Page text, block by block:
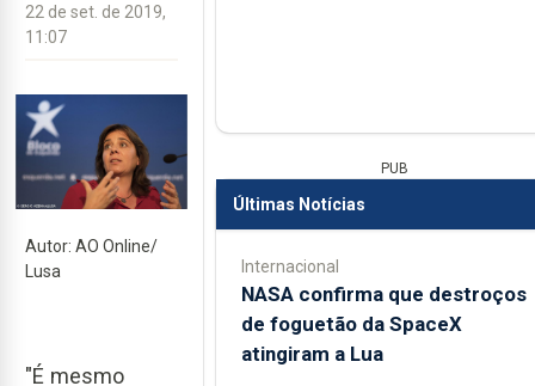
22 de set. de 2019,
11:07
Autor: AO Online/
Lusa
"É mesmo
PUB
Últimas Notícias
Internacional
NASA confirma que destroços
de foguetão da SpaceX
atingiram a Lua